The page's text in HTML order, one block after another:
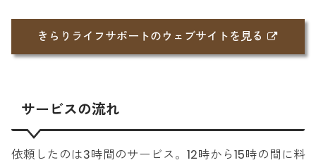
きらりライフサポートのウェブサイトを見る
サービスの流れ
依頼したのは3時間のサービス。12時から15時の間に料